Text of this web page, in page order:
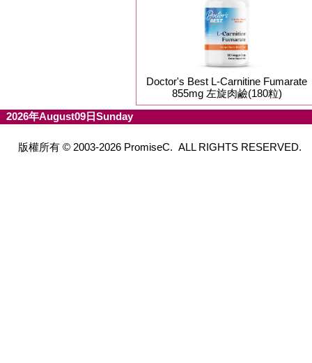
Doctor's Best L-Carnitine Fumarate
855mg 左旋肉鹼(180粒)
2026年August09日Sunday
版權所有 © 2003-2026 PromiseC. ALL RIGHTS RESERVED.